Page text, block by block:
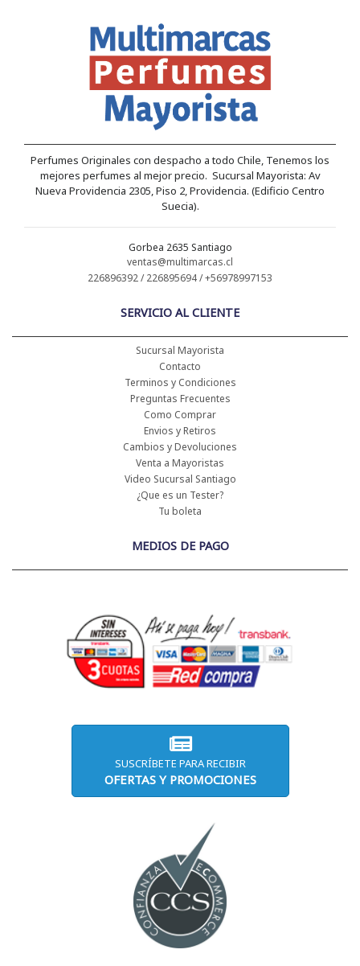
Perfumes Originales con despacho a todo Chile, Tenemos los
mejores perfumes al mejor precio. Sucursal Mayorista: Av
Nueva Providencia 2305, Piso 2, Providencia. (Edificio Centro
Suecia).
Gorbea 2635 Santiago
ventas@multimarcas.cl
226896392 / 226895694 / +56978997153
SERVICIO AL CLIENTE
Sucursal Mayorista
Contacto
Terminos y Condiciones
Preguntas Frecuentes
Como Comprar
Envios y Retiros
Cambios y Devoluciones
Venta a Mayoristas
Video Sucursal Santiago
¿Que es un Tester?
Tu boleta
MEDIOS DE PAGO
SUSCRÍBETE PARA RECIBIR
OFERTAS Y PROMOCIONES